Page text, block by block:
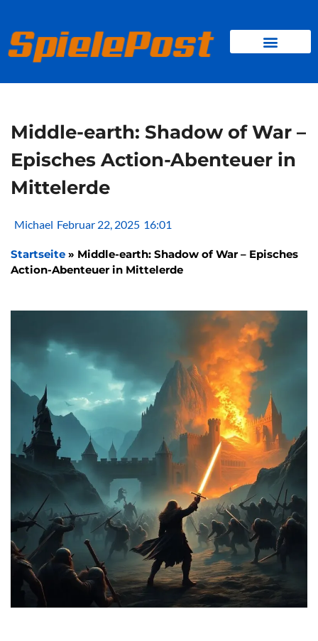
springen
Middle-earth: Shadow of War –
Episches Action-Abenteuer in
Mittelerde
Michael Februar 22, 2025 16:01
Startseite » Middle-earth: Shadow of War – Episches
Action-Abenteuer in Mittelerde